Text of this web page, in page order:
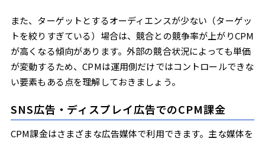
また、ターゲットとするオーディエンスが少ない（ターゲッ
トを絞りすぎている）場合は、競合との競争率が上がりCPM
が高くなる傾向があります。外部の競合状況によっても単価
が変動するため、CPMは運用側だけではコントロールできな
い要素もある点を理解しておきましょう。
SNS広告・ディスプレイ広告でのCPM課金
CPM課金はさまざまな広告媒体で利用できます。主な媒体を